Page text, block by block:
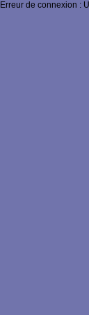
Erreur de connexion :